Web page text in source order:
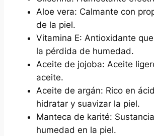
Aloe vera: Calmante con
de la piel.
Vitamina E: Antioxidante
la pérdida de humedad.
Aceite de jojoba: Aceite
aceite.
Aceite de argán: Rico en
hidratar y suavizar la piel.
Manteca de karité:
humedad en la piel.